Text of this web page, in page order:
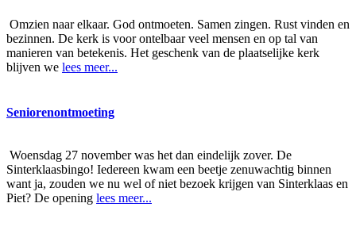
Omzien naar elkaar. God ontmoeten. Samen zingen. Rust vinden en
bezinnen. De kerk is voor ontelbaar veel mensen en op tal van
manieren van betekenis. Het geschenk van de plaatselijke kerk
blijven we lees meer...
Seniorenontmoeting
Woensdag 27 november was het dan eindelijk zover. De
Sinterklaasbingo! Iedereen kwam een beetje zenuwachtig binnen
want ja, zouden we nu wel of niet bezoek krijgen van Sinterklaas en
Piet? De opening lees meer...